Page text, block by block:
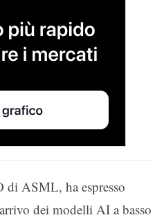
di ASML, ha espresso
dei modelli AI a basso